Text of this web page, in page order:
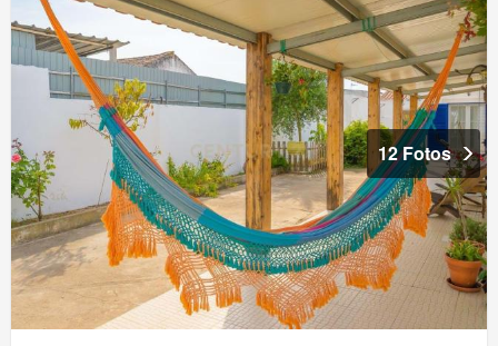
12 Fotos